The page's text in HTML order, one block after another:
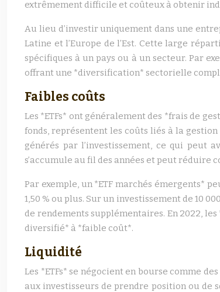
extrêmement difficile et coûteux à obtenir
Au lieu d’investir uniquement dans une
Latine et l’Europe de l’Est. Cette large
spécifiques à un pays ou à un secteur. Par
offrant une *diversification* sectorielle
Faibles coûts
Les *ETFs* ont généralement des *frais de
fonds, représentent les coûts liés à la
générés par l’investissement, ce qui peut
s’accumule au fil des années et peut
Par exemple, un *ETF marchés émergents*
1,50 % ou plus. Sur un investissement de 10
de rendements supplémentaires. En 2022,
diversifié* à *faible coût*.
Liquidité
Les *ETFs* se négocient en bourse comme
aux investisseurs de prendre position ou de